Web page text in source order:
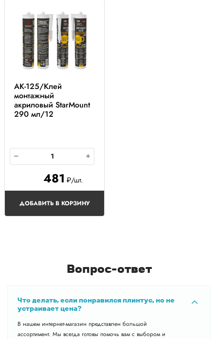
AK-125/Клей
монтажный
акриловый StarMount
290 мл/12
481 ₽/шт.
ДОБАВИТЬ В КОРЗИНУ
Вопрос-ответ
Что делать, если понравился плинтус, но не
устраивает цена?
В нашем интернет-магазин представлен большой
ассортимент. Мы всегда готовы помочь вам с выбором и